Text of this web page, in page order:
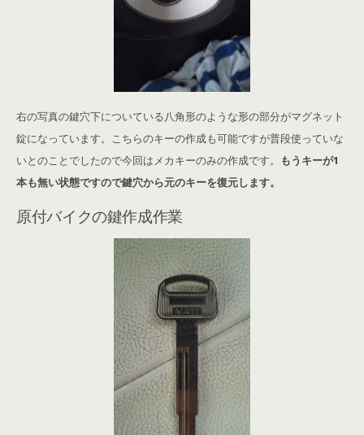
右の写真の鍵穴下についている八角形のような形の部分がマグネット
錠になっています。こちらのキーの作成も可能ですが普段使っていな
いとのことでしたので今回はメカキーのみの作成です。
もうキーが1
本も無い状態ですので鍵穴から元のキーを復元します。
原付バイクの鍵作成作業